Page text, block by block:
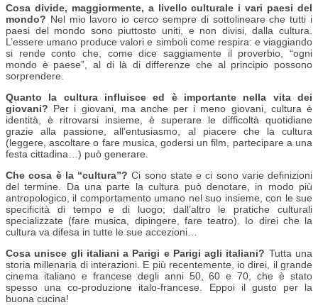
Cosa divide, maggiormente, a livello culturale i vari paesi del
mondo? Nel mio lavoro io cerco sempre di sottolineare che tutti i
paesi del mondo sono piuttosto uniti, e non divisi, dalla cultura.
L’essere umano produce valori e simboli come respira: e viaggiando
si rende conto che, come dice saggiamente il proverbio, “ogni
mondo è paese”, al di là di differenze che al principio possono
sorprendere.
Quanto la cultura influisce ed è importante nella vita dei
giovani? Per i giovani, ma anche per i meno giovani, cultura è
identità, è ritrovarsi insieme, è superare le difficoltà quotidiane
grazie alla passione, all’entusiasmo, al piacere che la cultura
(leggere, ascoltare o fare musica, godersi un film, partecipare a una
festa cittadina…) può generare.
Che cosa è la “cultura”?Ci sono state e ci sono varie definizioni
del termine. Da una parte la cultura può denotare, in modo più
antropologico, il comportamento umano nel suo insieme, con le sue
specificità di tempo e di luogo; dall’altro le pratiche culturali
specializzate (fare musica, dipingere, fare teatro). Io direi che la
cultura va difesa in tutte le sue accezioni…
Cosa unisce gli italiani a Parigi e Parigi agli italiani? Tutta una
storia millenaria di interazioni. E più recentemente, io direi, il grande
cinema italiano e francese degli anni 50, 60 e 70, che è stato
spesso una co-produzione italo-francese. Eppoi il gusto per la
buona cucina!